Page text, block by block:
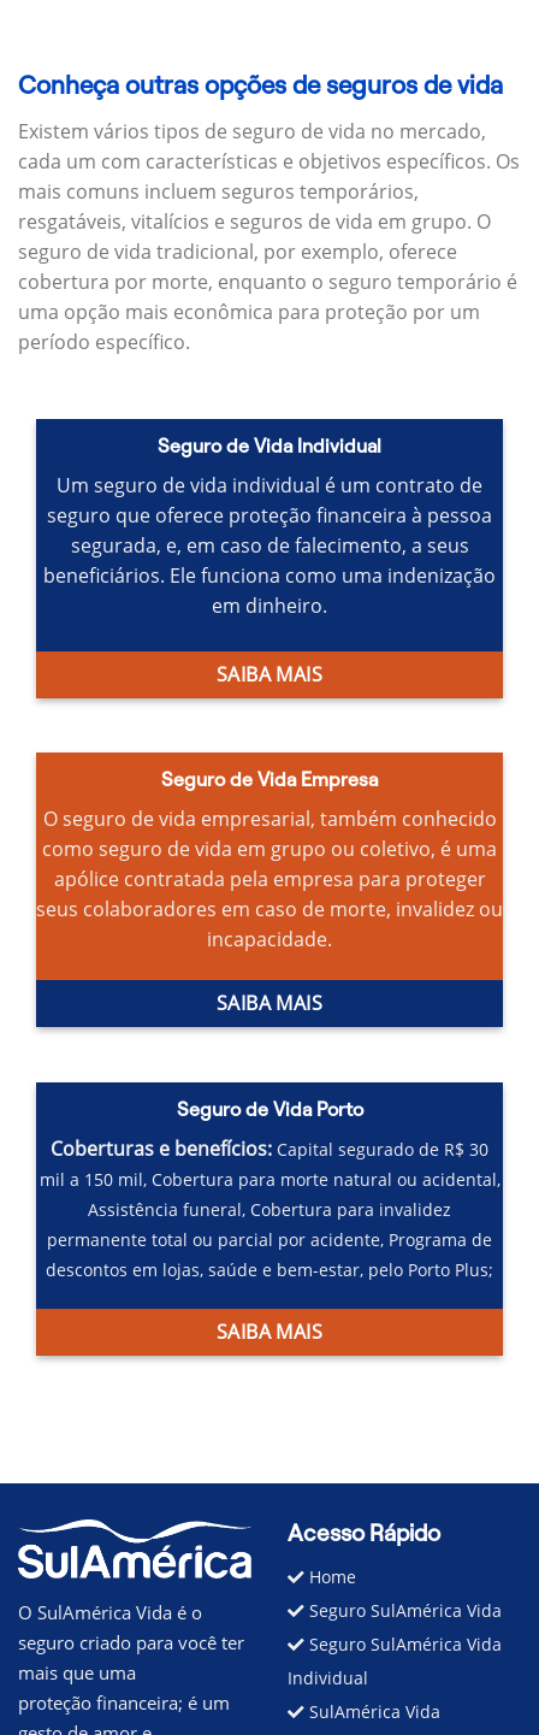
Conheça outras opções de seguros de vida
Existem vários tipos de seguro de vida no mercado,
cada um com características e objetivos específicos. Os
mais comuns incluem seguros temporários,
resgatáveis, vitalícios e seguros de vida em grupo. O
seguro de vida tradicional, por exemplo, oferece
cobertura por morte, enquanto o seguro temporário é
uma opção mais econômica para proteção por um
período específico.
Seguro de Vida Individual
Um seguro de vida individual é um contrato de
seguro que oferece proteção financeira à pessoa
segurada, e, em caso de falecimento, a seus
beneficiários. Ele funciona como uma indenização
em dinheiro.
SAIBA MAIS
Seguro de Vida Empresa
O seguro de vida empresarial, também conhecido
como seguro de vida em grupo ou coletivo, é uma
apólice contratada pela empresa para proteger
seus colaboradores em caso de morte, invalidez ou
incapacidade.
SAIBA MAIS
Seguro de Vida Porto
Coberturas e benefícios: Capital segurado de R$ 30
mil a 150 mil, Cobertura para morte natural ou acidental,
Assistência funeral,Cobertura para invalidez
permanente total ou parcial por acidente, Programa de
descontos em lojas, saúde e bem-estar, pelo Porto Plus;
SAIBA MAIS
O SulAmérica Vida é o
seguro criado para você ter
mais que uma
proteção financeira; é um
Acesso Rápido
Home
Seguro SulAmérica Vida
Seguro SulAmérica Vida
Individual
SulAmérica Vida